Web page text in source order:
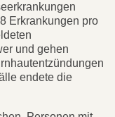
Erkrankungen pro
und gehen
endete die